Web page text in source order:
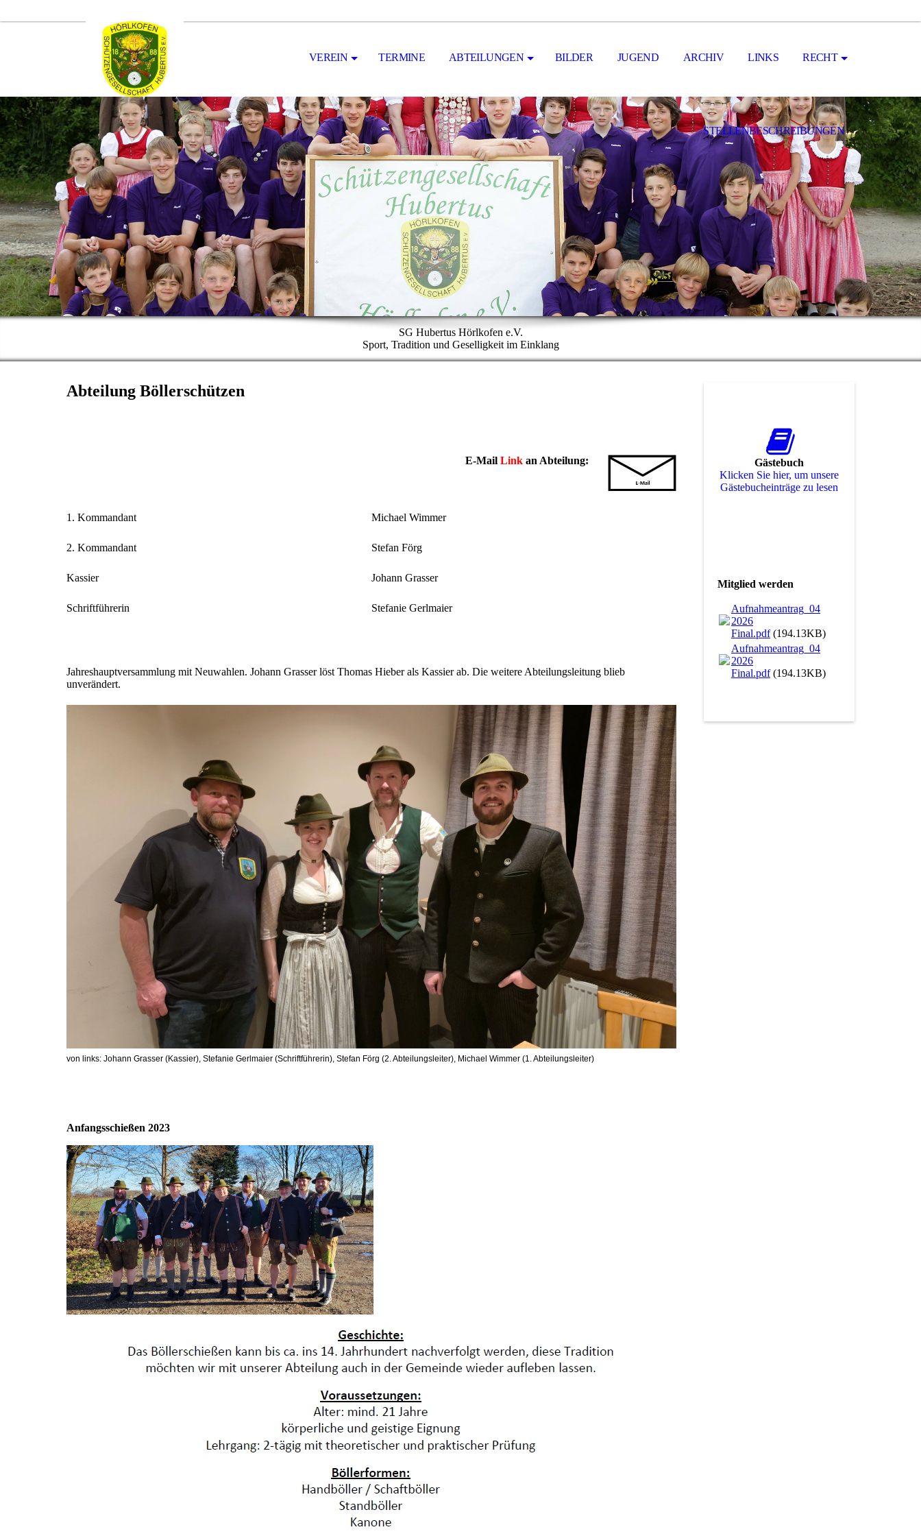
VEREIN TERMINE ABTEILUNGEN BILDER JUGEND ARCHIV LINKS RECHT
STELLENBESCHREIBUNGEN
SG Hubertus Hörlkofen e.V.
Sport, Tradition und Geselligkeit im Einklang
Abteilung Böllerschützen
E-MailLink an Abteilung:
1. Kommandant Michael Wimmer
2. Kommandant Stefan Förg
Kassier Johann Grasser
Schriftführerin Stefanie Gerlmaier
Jahreshauptversammlung mit Neuwahlen. Johann Grasser löst Thomas Hieber als Kassier ab. Die weitere Abteilungsleitung blieb
unverändert.
von links: Johann Grasser (Kassier), Stefanie Gerlmaier (Schriftführerin), Stefan Förg (2. Abteilungsleiter), Michael Wimmer (1. Abteilungsleiter)
Anfangsschießen 2023
Gästebuch
Klicken Sie hier, um unsere
Gäs­te­buch­ein­trä­ge zu lesen
Mitglied werden
Aufnahmeantrag_04
2026
Final.pdf(194.13KB)
Aufnahmeantrag_04
2026
Final.pdf(194.13KB)